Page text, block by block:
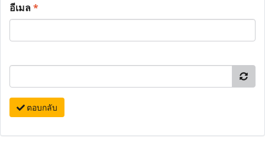
อีเมล*
ตอบกลับ